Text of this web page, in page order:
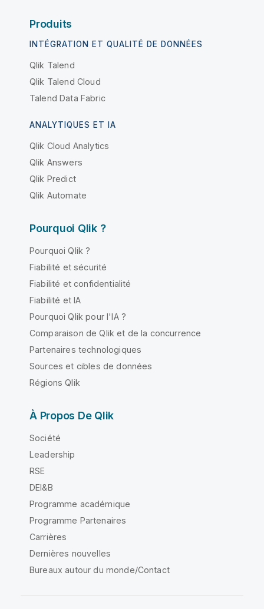
Produits
INTÉGRATION ET QUALITÉ DE DONNÉES
Qlik Talend
Qlik Talend Cloud
Talend Data Fabric
ANALYTIQUES ET IA
Qlik Cloud Analytics
Qlik Answers
Qlik Predict
Qlik Automate
Pourquoi Qlik ?
Pourquoi Qlik ?
Fiabilité et sécurité
Fiabilité et confidentialité
Fiabilité et IA
Pourquoi Qlik pour l'IA ?
Comparaison de Qlik et de la concurrence
Partenaires technologiques
Sources et cibles de données
Régions Qlik
À Propos De Qlik
Société
Leadership
RSE
DEI&B
Programme académique
Programme Partenaires
Carrières
Dernières nouvelles
Bureaux autour du monde/Contact